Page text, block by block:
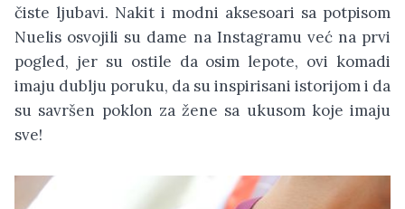
čiste ljubavi. Nakit i modni aksesoari sa potpisom
Nuelis osvojili su dame na Instagramu već na prvi
pogled, jer su ostile da osim lepote, ovi komadi
imaju dublju poruku, da su inspirisani istorijom i da
su savršen poklon za žene sa ukusom koje imaju
sve!